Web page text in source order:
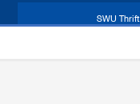
SWU